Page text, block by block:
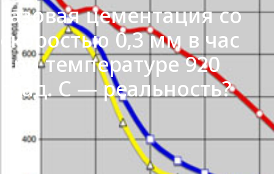
Газовая цементация со
скоростью 0,3 мм в час
при температуре 920
град. С — реальность?